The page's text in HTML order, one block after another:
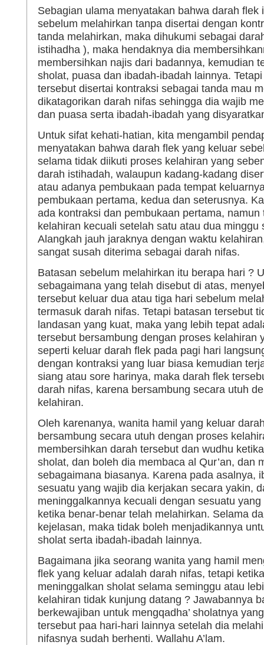
Sebagian ulama menyatakan bahwa darah flek
sebelum melahirkan tanpa disertai dengan
tanda melahirkan, maka dihukumi sebagai
istihadha ), maka hendaknya dia
membersihkan najis dari badannya, kemudian
sholat, puasa dan ibadah-ibadah lainnya.
tersebut disertai kontraksi sebagai tanda mau
dikatagorikan darah nifas sehingga dia wajib
dan puasa serta ibadah-ibadah yang
Untuk sifat kehati-hatian, kita mengambil
menyatakan bahwa darah flek yang keluar
selama tidak diikuti proses kelahiran yang
darah istihadah, walaupun kadang-kadang
atau adanya pembukaan pada tempat
pembukaan pertama, kedua dan seterusnya.
ada kontraksi dan pembukaan pertama, namun
kelahiran kecuali setelah satu atau dua minggu
Alangkah jauh jaraknya dengan waktu
sangat susah diterima sebagai darah nifas.
Batasan sebelum melahirkan itu berapa hari ?
sebagaimana yang telah disebut di atas,
tersebut keluar dua atau tiga hari sebelum
termasuk darah nifas. Tetapi batasan tersebut
landasan yang kuat, maka yang lebih tepat
tersebut bersambung dengan proses kelahiran
seperti keluar darah flek pada pagi hari
dengan kontraksi yang luar biasa kemudian
siang atau sore harinya, maka darah flek
darah nifas, karena bersambung secara utuh
kelahiran.
Oleh karenanya, wanita hamil yang keluar
bersambung secara utuh dengan proses
membersihkan darah tersebut dan wudhu
sholat, dan boleh dia membaca al Qur’an, dan
sebagaimana biasanya. Karena pada asalnya,
sesuatu yang wajib dia kerjakan secara yakin,
meninggalkannya kecuali dengan sesuatu
ketika benar-benar telah melahirkan. Selama
kejelasan, maka tidak boleh menjadikannya
sholat serta ibadah-ibadah lainnya.
Bagaimana jika seorang wanita yang hamil
flek yang keluar adalah darah nifas, tetapi
meninggalkan sholat selama seminggu atau
kelahiran tidak kunjung datang ? Jawabannya
berkewajiban untuk mengqadha’ sholatnya
tersebut paa hari-hari lainnya setelah dia
nifasnya sudah berhenti. Wallahu A’lam.